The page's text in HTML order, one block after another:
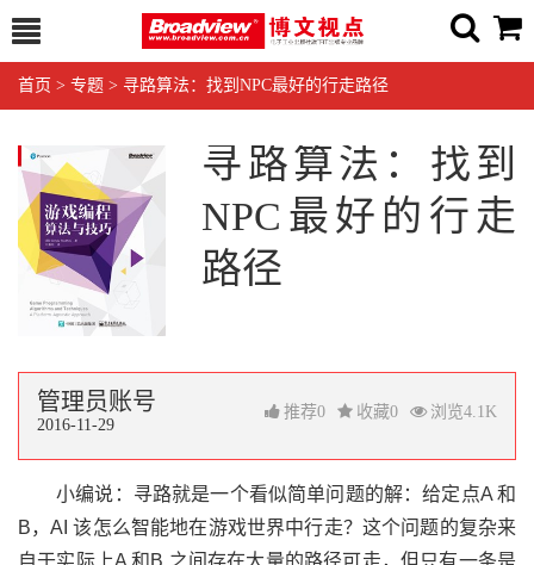
首页 > 专题 > 寻路算法：找到NPC最好的行走路径
寻路算法：找到
NPC最好的行走
路径
管理员账号
2016-11-29
推荐0 收藏0 浏览4.1K
小编说：寻路就是一个看似简单问题的解：给定点A 和
B，AI 该怎么智能地在游戏世界中行走？这个问题的复杂来
自于实际上A 和B 之间存在大量的路径可走，但只有一条是